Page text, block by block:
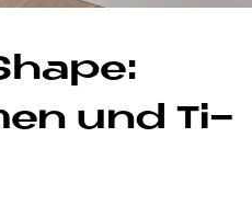
und Ti­